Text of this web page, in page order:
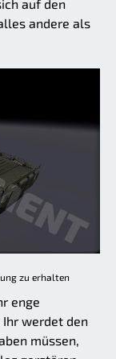
auf den
andere als
zu erhalten
enge
Ihr werdet den
müssen,